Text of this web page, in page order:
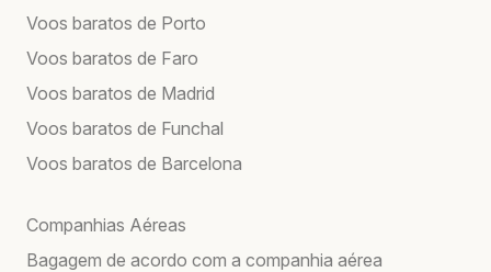
Voos baratos de Porto
Voos baratos de Faro
Voos baratos de Madrid
Voos baratos de Funchal
Voos baratos de Barcelona
Companhias Aéreas
Bagagem de acordo com a companhia aérea